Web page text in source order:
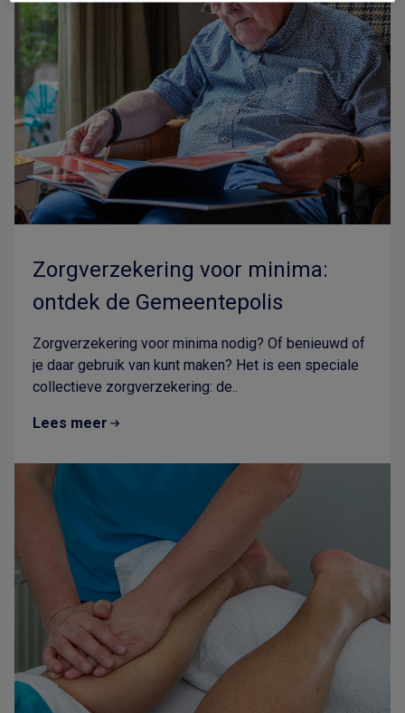
Zorgverzekering voor minima:
ontdek de Gemeentepolis
Zorgverzekering voor minima nodig? Of benieuwd of
je daar gebruik van kunt maken? Het is een speciale
collectieve zorgverzekering: de..
Lees meer